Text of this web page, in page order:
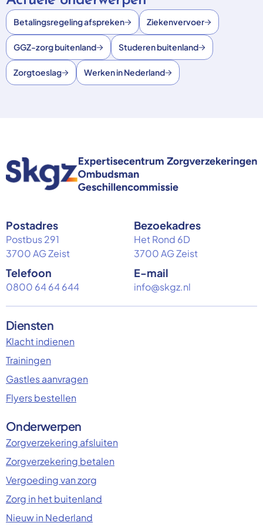
Betalingsregeling afspreken Ziekenvervoer
GGZ-zorg buitenland Studeren buitenland
Zorgtoeslag Werken in Nederland
Postadres
Postbus 291
3700 AG Zeist
Bezoekadres
Het Rond 6D
3700 AG Zeist
Telefoon
0800 64 64 644
E-mail
info@skgz.nl
Diensten
Klacht indienen
Trainingen
Gastles aanvragen
Flyers bestellen
Onderwerpen
Zorgverzekering afsluiten
Zorgverzekering betalen
Vergoeding van zorg
Zorg in het buitenland
Nieuw in Nederland